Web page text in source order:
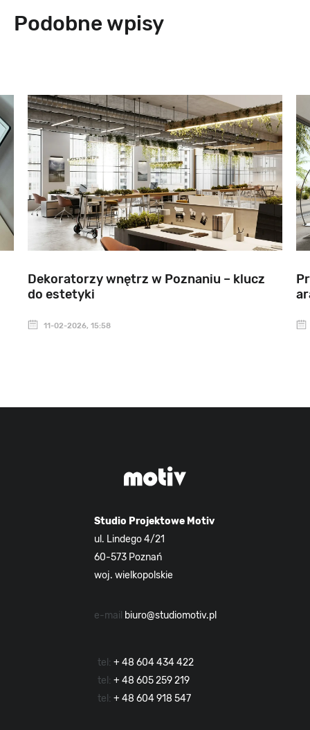
Podobne wpisy
Dekoratorzy wnętrz w Poznaniu – klucz
do estetyki
11-02-2026, 15:58
Studio Projektowe Motiv
ul. Lindego 4/21
60-573 Poznań
woj. wielkopolskie
e-mail biuro@studiomotiv.pl
tel: + 48 604 434 422
tel: + 48 605 259 219
tel: + 48 604 918 547